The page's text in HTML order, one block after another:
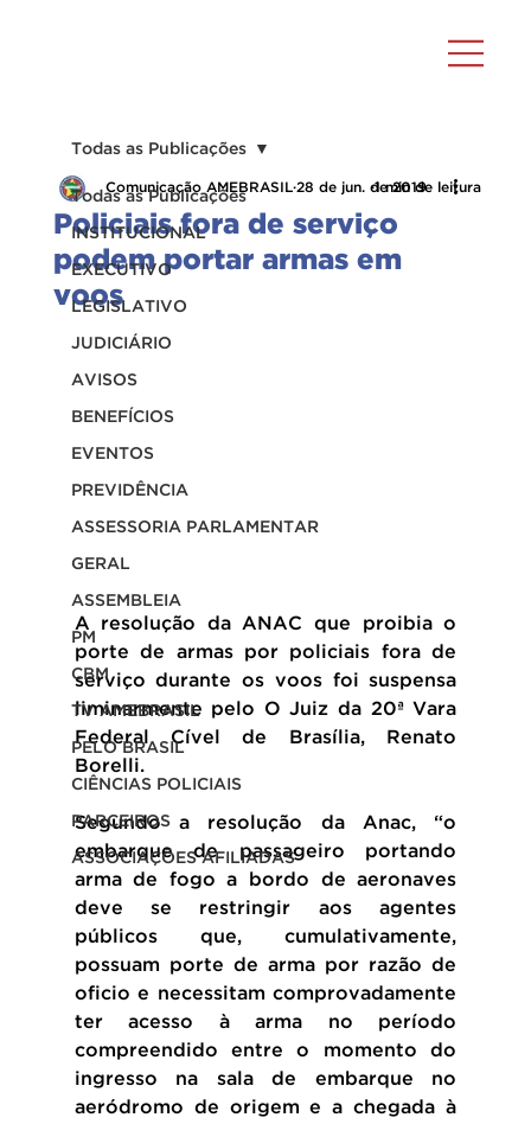
Todas as Publicações
INSTITUCIONAL
EXECUTIVO
LEGISLATIVO
JUDICIÁRIO
AVISOS
BENEFÍCIOS
EVENTOS
PREVIDÊNCIA
ASSESSORIA PARLAMENTAR
GERAL
ASSEMBLEIA
PM
CBM
TV AMEBRASIL
PELO BRASIL
CIÊNCIAS POLICIAIS
PARCEIROS
ASSOCIAÇÕES AFILIADAS
Todas as Publicações
Policiais fora de serviço
podem portar armas em
voos
Comunicação AMEBRASIL 28 de jun. de 20191 min de leitura
A resolução da ANAC que proibia o
porte de armas por policiais fora de
serviço durante os voos foi suspensa
liminarmente pelo O Juiz da 20ª Vara
Federal Cível de Brasília, Renato
Borelli.
Segundo a resolução da Anac, “o
embarque de passageiro portando
arma de fogo a bordo de aeronaves
deve se restringir aos agentes
públicos que, cumulativamente,
possuam porte de arma por razão de
oficio e necessitam comprovadamente
ter acesso à arma no período
compreendido entre o momento do
ingresso na sala de embarque no
aeródromo de origem e a chegada à